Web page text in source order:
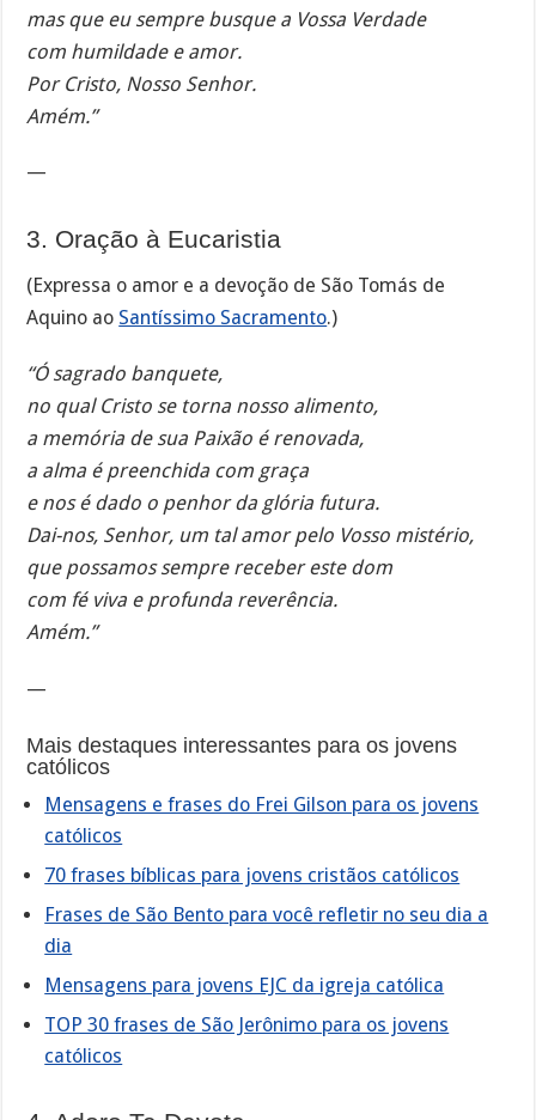
mas que eu sempre busque a Vossa Verdade
com humildade e amor.
Por Cristo, Nosso Senhor.
Amém.”
—
3. Oração à Eucaristia
(Expressa o amor e a devoção de São Tomás de
Aquino ao Santíssimo Sacramento.)
“Ó sagrado banquete,
no qual Cristo se torna nosso alimento,
a memória de sua Paixão é renovada,
a alma é preenchida com graça
e nos é dado o penhor da glória futura.
Dai-nos, Senhor, um tal amor pelo Vosso mistério,
que possamos sempre receber este dom
com fé viva e profunda reverência.
Amém.”
—
Mais destaques interessantes para os jovens
católicos
Mensagens e frases do Frei Gilson para os jovens
católicos
70 frases bíblicas para jovens cristãos católicos
Frases de São Bento para você refletir no seu dia a
dia
Mensagens para jovens EJC da igreja católica
TOP 30 frases de São Jerônimo para os jovens
católicos